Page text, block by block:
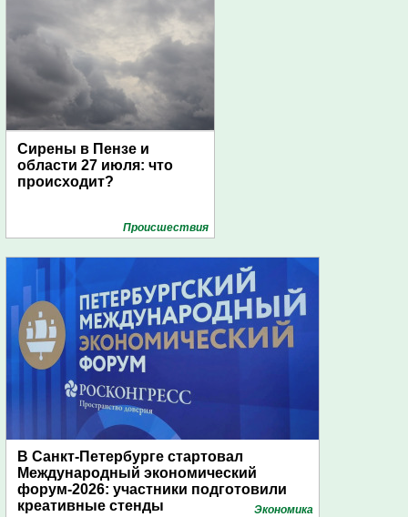
Сирены в Пензе и
области 27 июля: что
происходит?
Проиcшествия
В Санкт-Петербурге стартовал
Международный экономический
форум-2026: участники подготовили
креативные стенды
Экономика